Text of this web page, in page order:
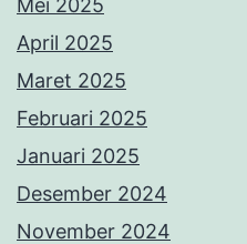
Mei 2025
April 2025
Maret 2025
Februari 2025
Januari 2025
Desember 2024
November 2024